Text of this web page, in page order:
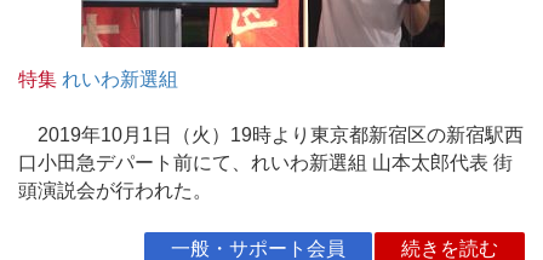
特集 れいわ新選組
2019年10月1日（火）19時より東京都新宿区の新宿駅西
口小田急デパート前にて、れいわ新選組 山本太郎代表 街
頭演説会が行われた。
一般・サポート会員 続きを読む